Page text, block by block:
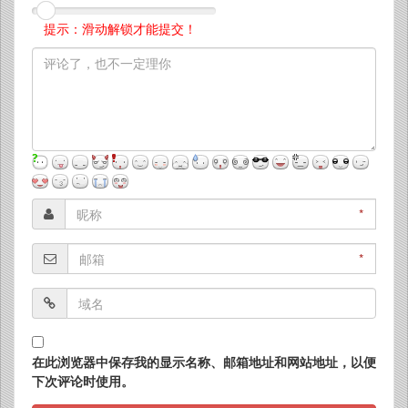
提示：滑动解锁才能提交！
*
*
在此浏览器中保存我的显示名称、邮箱地址和网站地址，以便
下次评论时使用。